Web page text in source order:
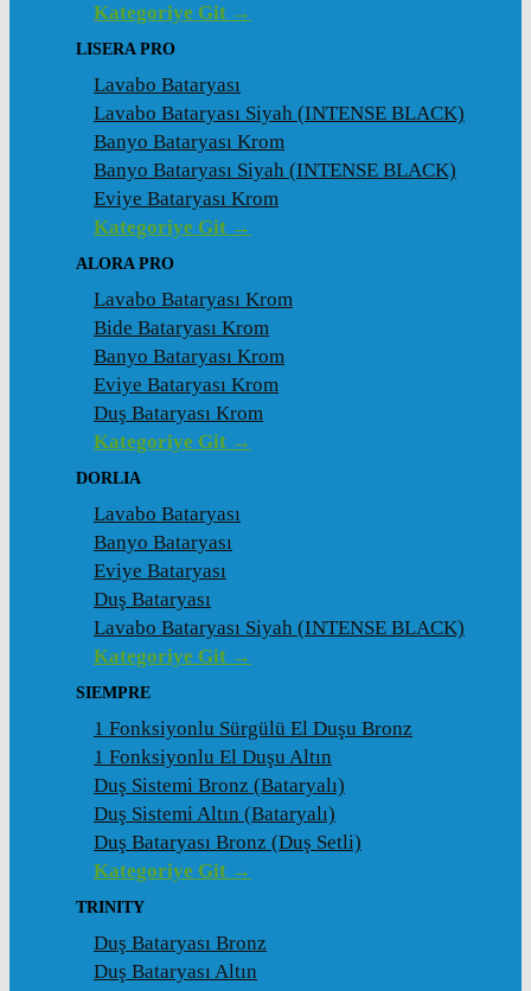
Kategoriye Git →
LISERA PRO
Lavabo Bataryası
Lavabo Bataryası Siyah (INTENSE BLACK)
Banyo Bataryası Krom
Banyo Bataryası Siyah (INTENSE BLACK)
Eviye Bataryası Krom
Kategoriye Git →
ALORA PRO
Lavabo Bataryası Krom
Bide Bataryası Krom
Banyo Bataryası Krom
Eviye Bataryası Krom
Duş Bataryası Krom
Kategoriye Git →
DORLIA
Lavabo Bataryası
Banyo Bataryası
Eviye Bataryası
Duş Bataryası
Lavabo Bataryası Siyah (INTENSE BLACK)
Kategoriye Git →
SIEMPRE
1 Fonksiyonlu Sürgülü El Duşu Bronz
1 Fonksiyonlu El Duşu Altın
Duş Sistemi Bronz (Bataryalı)
Duş Sistemi Altın (Bataryalı)
Duş Bataryası Bronz (Duş Setli)
Kategoriye Git →
TRINITY
Duş Bataryası Bronz
Duş Bataryası Altın